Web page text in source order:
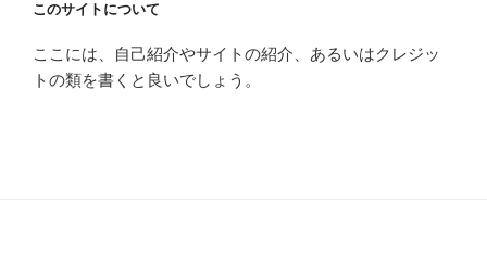
このサイトについて
ここには、自己紹介やサイトの紹介、あるいはクレジッ
トの類を書くと良いでしょう。